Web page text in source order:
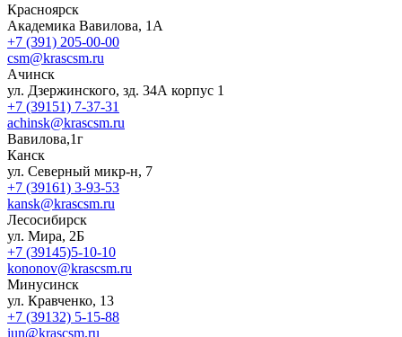
Красноярск
Академика Вавилова, 1А
+7 (391) 205-00-00
csm@krascsm.ru
Ачинск
ул. Дзержинского, зд. 34А корпус 1
+7 (39151) 7-37-31
achinsk@krascsm.ru
Вавилова,1г
Канск
ул. Северный микр-н, 7
+7 (39161) 3-93-53
kansk@krascsm.ru
Лесосибирск
ул. Мира, 2Б
+7 (39145)5-10-10
kononov@krascsm.ru
Минусинск
ул. Кравченко, 13
+7 (39132) 5-15-88
iun@krascsm.ru